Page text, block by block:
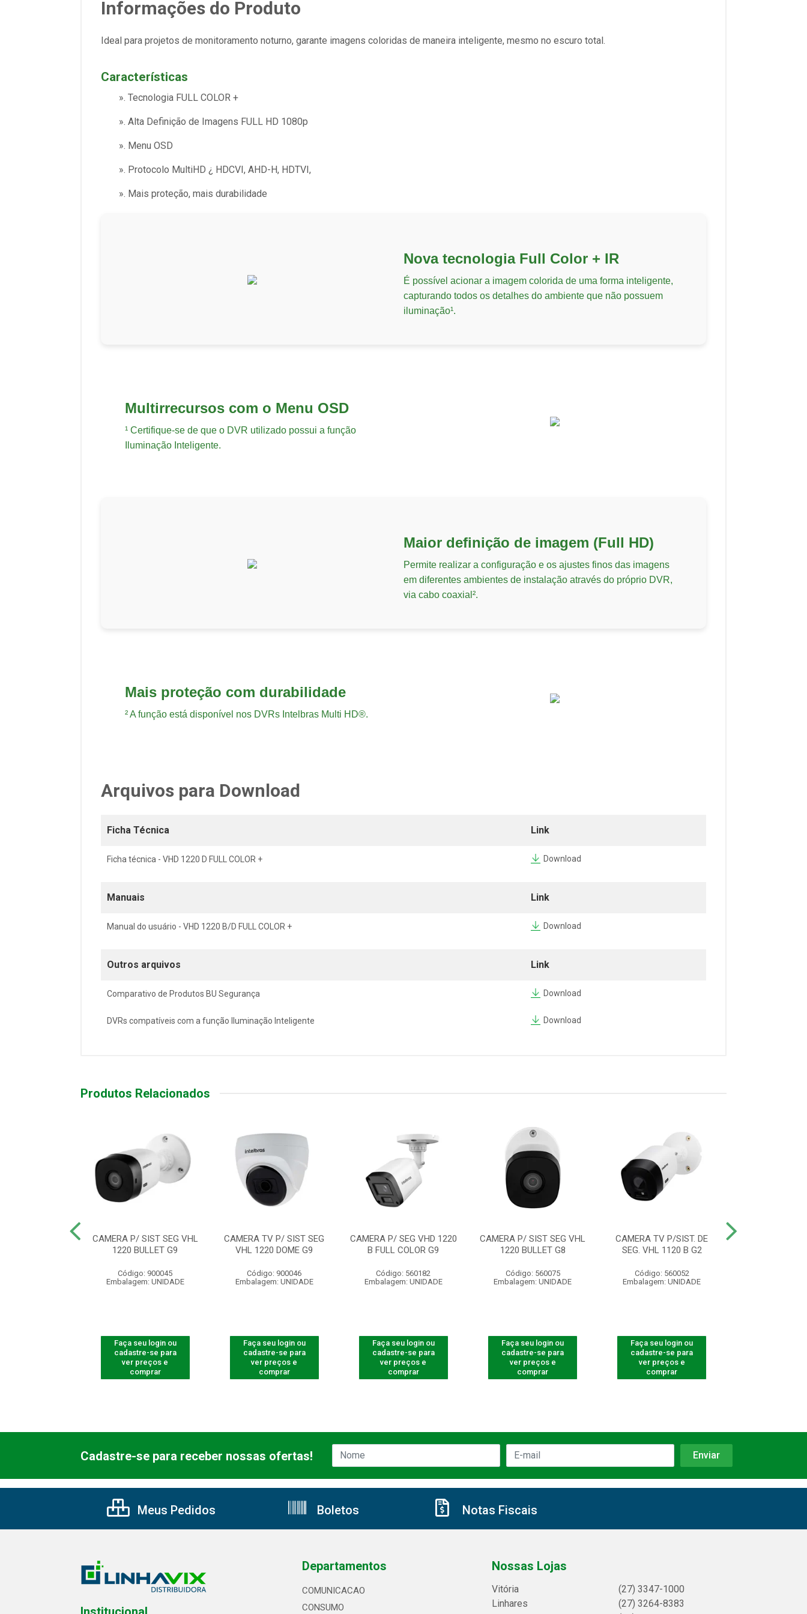
Informações do Produto
Ideal para projetos de monitoramento noturno, garante imagens coloridas de maneira inteligente, mesmo no escuro total.
Características
». Tecnologia FULL COLOR +
». Alta Definição de Imagens FULL HD 1080p
». Menu OSD
». Protocolo MultiHD ¿ HDCVI, AHD-H, HDTVI,
». Mais proteção, mais durabilidade
Nova tecnologia Full Color + IR
É possível acionar a imagem colorida de uma forma inteligente,
capturando todos os detalhes do ambiente que não possuem
iluminação¹.
Multirrecursos com o Menu OSD
¹ Certifique-se de que o DVR utilizado possui a função
Iluminação Inteligente.
Maior definição de imagem (Full HD)
Permite realizar a configuração e os ajustes finos das imagens
em diferentes ambientes de instalação através do próprio DVR,
via cabo coaxial².
Mais proteção com durabilidade
² A função está disponível nos DVRs Intelbras Multi HD®.
Arquivos para Download
Ficha Técnica Link
Ficha técnica - VHD 1220 D FULL COLOR + Download
Manuais Link
Manual do usuário - VHD 1220 B/D FULL COLOR + Download
Outros arquivos Link
Comparativo de Produtos BU Segurança Download
DVRs compatíveis com a função Iluminação Inteligente Download
Produtos Relacionados
CAMERA P/ SIST SEG VHL
1220 BULLET G9
Código: 900045
Embalagem: UNIDADE
Faça seu login ou
cadastre-se para
ver preços e
comprar
CAMERA TV P/ SIST SEG
VHL 1220 DOME G9
Código: 900046
Embalagem: UNIDADE
Faça seu login ou
cadastre-se para
ver preços e
comprar
CAMERA P/ SEG VHD 1220
B FULL COLOR G9
Código: 560182
Embalagem: UNIDADE
Faça seu login ou
cadastre-se para
ver preços e
comprar
CAMERA P/ SIST SEG VHL
1220 BULLET G8
Código: 560075
Embalagem: UNIDADE
Faça seu login ou
cadastre-se para
ver preços e
comprar
CAMERA TV P/SIST. DE
SEG. VHL 1120 B G2
Código: 560052
Embalagem: UNIDADE
Faça seu login ou
cadastre-se para
ver preços e
comprar
Cadastre-se para receber nossas ofertas!
Meus Pedidos Boletos Notas Fiscais
Departamentos
COMUNICACAO
CONSUMO
Nossas Lojas
Vitória
(27) 3347-1000
Linhares
(27) 3264-8383